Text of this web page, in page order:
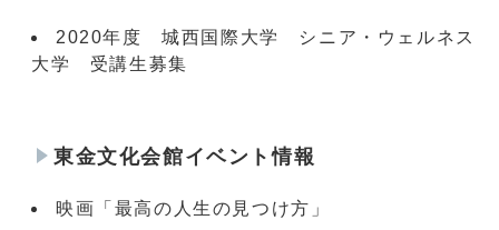
2020年度 城西国際大学 シニア・ウェルネス
大学 受講生募集
東金文化会館イベント情報
映画「最高の人生の見つけ方」